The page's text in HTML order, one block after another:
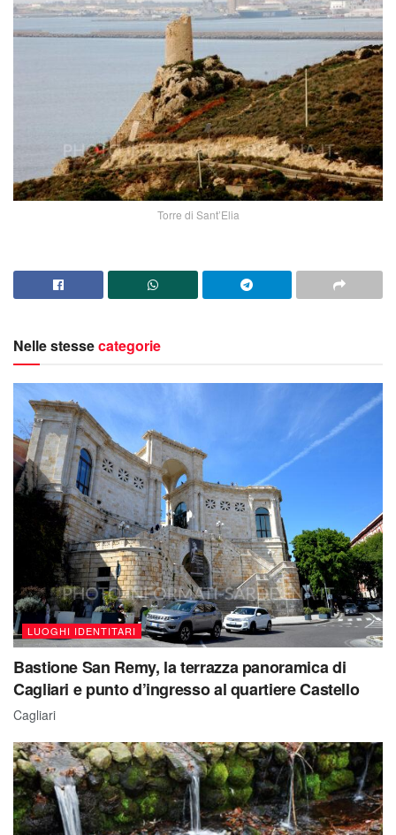
Torre di Sant’Elia
Nelle stessecategorie
LUOGHI IDENTITARI
Bastione San Remy, la terrazza panoramica di
Cagliari e punto d’ingresso al quartiere Castello
Cagliari